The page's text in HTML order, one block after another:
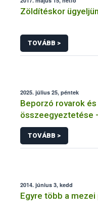
Zöldítéskor
TOVÁBB >
2025. július 25, péntek
Beporzó rovarok
összeegyeztetése
TOVÁBB >
2014. június 3, kedd
Egyre több a